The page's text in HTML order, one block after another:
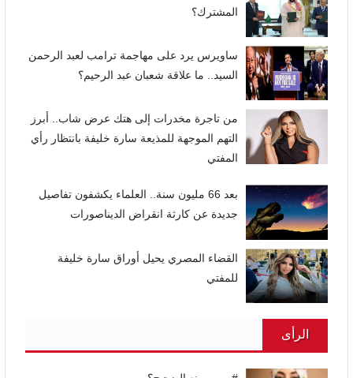
المشترك؟
ساويرس يرد على مهاجمة ترامب لعبد الرحمن
السيد.. ما علاقة شعبان عبد الرحيم؟
من تاجرة مخدرات إلى هتك عرض شاب.. أبرز
التهم الموجهة للمذيعة سارة خليفة بانتظار رأي
المفتي
بعد 66 مليون سنة.. العلماء يكشفون تفاصيل
جديدة عن كارثة انقراض الديناصورات
القضاء المصري يحيل أوراق سارة خليفة
للمفتي
الرأى